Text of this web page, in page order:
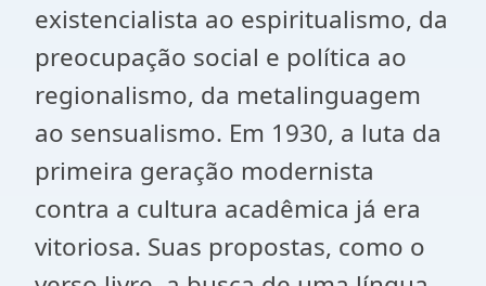
existencialista ao espiritualismo, da
preocupação social e política ao
regionalismo, da metalinguagem
ao sensualismo. Em 1930, a luta da
primeira geração modernista
contra a cultura acadêmica já era
vitoriosa. Suas propostas, como o